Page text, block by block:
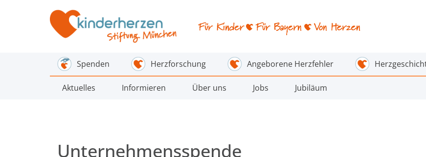
Spenden Herzforschung Angeborene Herzfehler
Aktuelles Informieren Über uns Jobs Jubiläum
Unternehmensspende